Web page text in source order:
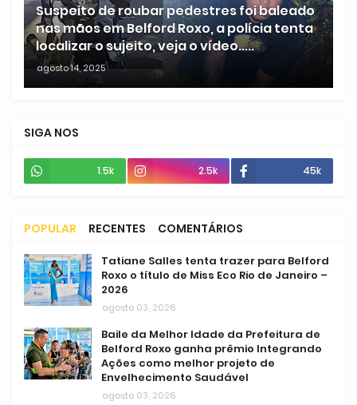
Suspeito de roubar pedestres foi baleado
nas mãos em Belford Roxo, a polícia tenta
localizar o sujeito, veja o vídeo.....
agosto 14, 2025
SIGA NOS
1.5k 2.5k 45k
POPULAR RECENTES COMENTÁRIOS
Tatiane Salles tenta trazer para Belford
Roxo o título de Miss Eco Rio de Janeiro –
2026
agosto 03, 2026
Baile da Melhor Idade da Prefeitura de
Belford Roxo ganha prêmio Integrando
Ações como melhor projeto de
Envelhecimento Saudável
agosto 03, 2026